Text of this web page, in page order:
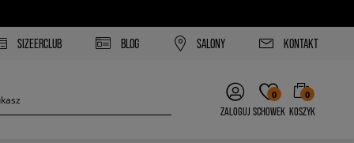
SIZEERCLUB BLOG SALONY KONTAKT
ZALOGUJ
0
SCHOWEK
0
KOSZYK